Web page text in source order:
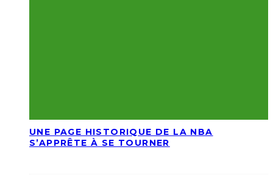
UNE PAGE HISTORIQUE DE LA NBA
S’APPRÊTE À SE TOURNER